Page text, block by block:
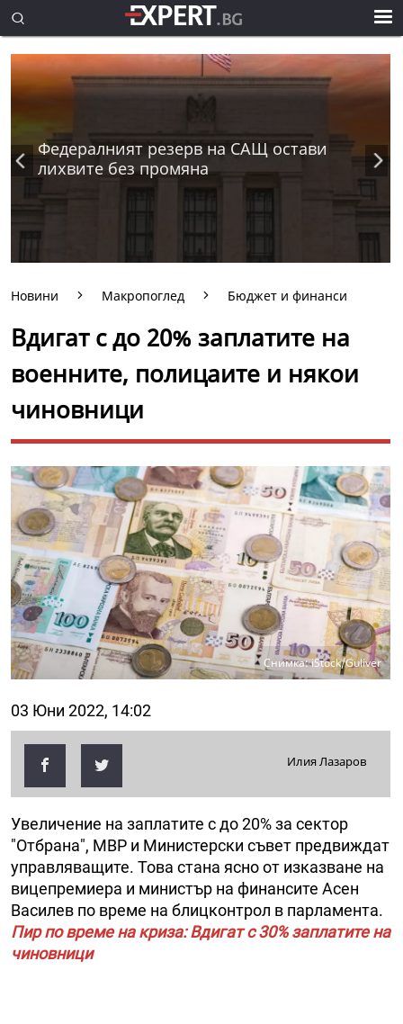
Федералният резерв на САЩ остави
лихвите без промяна
Новини Макропоглед Бюджет и финанси
Вдигат с до 20% заплатите на
военните, полицаите и някои
чиновници
Снимка: iStock/Guliver
03 Юни 2022, 14:02
Илия Лазаров
Увеличение на заплатите с до 20% за сектор
"Отбрана", МВР и Министерски съвет предвиждат
управляващите. Това стана ясно от изказване на
вицепремиера и министър на финансите Асен
Василев по време на блицконтрол в парламента.
Пир по време на криза: Вдигат с 30% заплатите на
чиновници